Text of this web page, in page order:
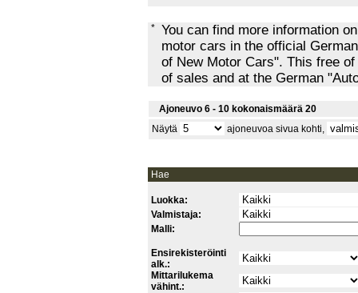
* You can find more information
motor cars in the official
of New Motor Cars". This free
of sales and at the German
Ajoneuvo 6 - 10 kokonaismäärä 20
Näytä
ajoneuvoa sivua kohti,
Hae
Luokka:
Valmistaja:
Malli:
Ensirekisteröinti
alk.:
Mittarilukema
vähint.: